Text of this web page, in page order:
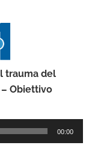
trauma del
– Obiettivo
00:00